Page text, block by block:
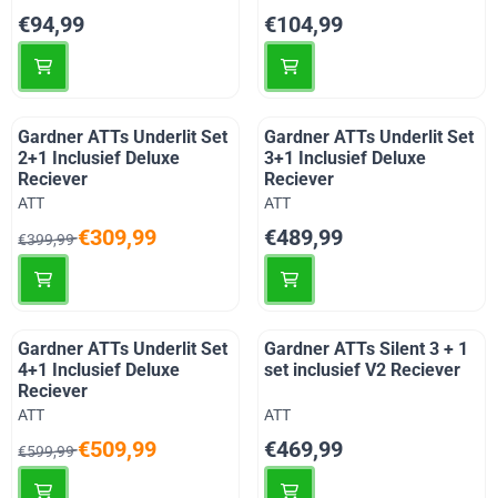
Prijs: 94,99
€94,99 Prijs: 104,99
€104,99
Gardner ATTs Underlit Set
2+1 Inclusief Deluxe
Reciever
Merk:
ATT
Van 399,99 voor 309,99
€399,99€309,99
Gardner ATTs Underlit Set
3+1 Inclusief Deluxe
Reciever
Merk:
ATT
Prijs: 489,99
€489,99
Gardner ATTs Underlit Set
4+1 Inclusief Deluxe
Reciever
Merk:
ATT
Van 599,99 voor 509,99
€599,99€509,99
Gardner ATTs Silent 3 + 1
set inclusief V2 Reciever
Merk:
ATT
Prijs: 469,99
€469,99